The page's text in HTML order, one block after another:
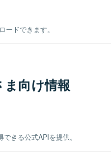
ドできます。
向け情報
きる公式APIを提供。